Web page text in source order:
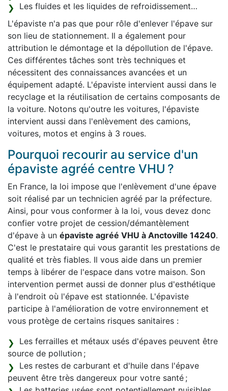
Les fluides et les liquides de refroidissement…
L'épaviste n'a pas que pour rôle d'enlever l'épave sur
son lieu de stationnement. Il a également pour
attribution le démontage et la dépollution de l'épave.
Ces différentes tâches sont très techniques et
nécessitent des connaissances avancées et un
équipement adapté. L'épaviste intervient aussi dans le
recyclage et la réutilisation de certains composants de
la voiture. Notons qu'outre les voitures, l'épaviste
intervient aussi dans l'enlèvement des camions,
voitures, motos et engins à 3 roues.
Pourquoi recourir au service d'un
épaviste agréé centre VHU ?
En France, la loi impose que l'enlèvement d'une épave
soit réalisé par un technicien agréé par la préfecture.
Ainsi, pour vous conformer à la loi, vous devez donc
confier votre projet de cession/démantèlement
d'épave à un épaviste agréé VHU à Anctoville 14240.
C'est le prestataire qui vous garantit les prestations de
qualité et très fiables. Il vous aide dans un premier
temps à libérer de l'espace dans votre maison. Son
intervention permet aussi de donner plus d'esthétique
à l'endroit où l'épave est stationnée. L'épaviste
participe à l'amélioration de votre environnement et
vous protège de certains risques sanitaires :
Les ferrailles et métaux usés d'épaves peuvent être
source de pollution ;
Les restes de carburant et d'huile dans l'épave
peuvent être très dangereux pour votre santé ;